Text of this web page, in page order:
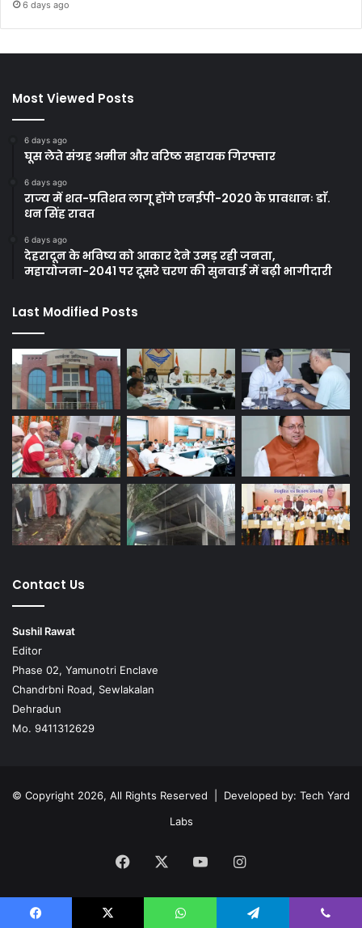
6 days ago
Most Viewed Posts
6 days ago
घूस लेते संग्रह अमीन और वरिष्ठ सहायक गिरफ्तार
6 days ago
राज्य में शत-प्रतिशत लागू होंगे एनईपी-2020 के प्रावधानः डाॅ.
धन सिंह रावत
6 days ago
देहरादून के भविष्य को आकार देने उमड़ रही जनता,
महायोजना-2041 पर दूसरे चरण की सुनवाई में बढ़ी भागीदारी
Last Modified Posts
Contact Us
Sushil Rawat
Editor
Phase 02, Yamunotri Enclave
Chandrbni Road, Sewlakalan
Dehradun
Mo. 9411312629
© Copyright 2026, All Rights Reserved | Developed by: Tech Yard
Labs
Facebook YouTubeInstagram